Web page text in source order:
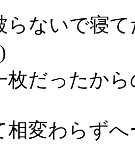
らないで寝
枚だったから
変わらずへ